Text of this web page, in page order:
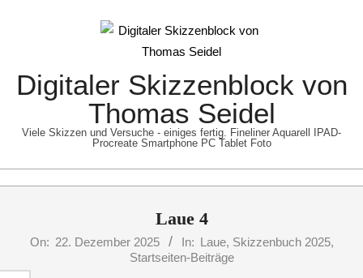
Digitaler Skizzenblock von
Thomas Seidel
Viele Skizzen und Versuche - einiges fertig. Fineliner Aquarell IPAD-
Procreate Smartphone PC Tablet Foto
Laue 4
On: 22. Dezember 2025 In: Laue, Skizzenbuch 2025,
Startseiten-Beiträge